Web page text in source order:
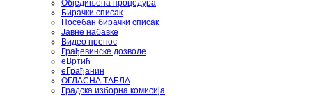
Обједињена процедура
Бирачки списак
Посебан бирачки списак
Јавне набавке
Видео пренос
Грађевинске дозволе
еВртић
еГрађанин
ОГЛАСНА ТАБЛА
Градска изборна комисија